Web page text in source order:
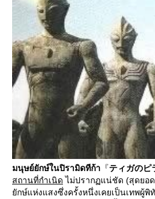
มนุษย์ยักษ์ในปิรามิดทีก้า 『ティガのピ
สถานที่กำเนิด ไม่ปรากฏแน่ชัด (สุดยอ
ยักษ์แห่งแสงซึ่งครั้งหนึ่งเคยเป็นเทพผู้